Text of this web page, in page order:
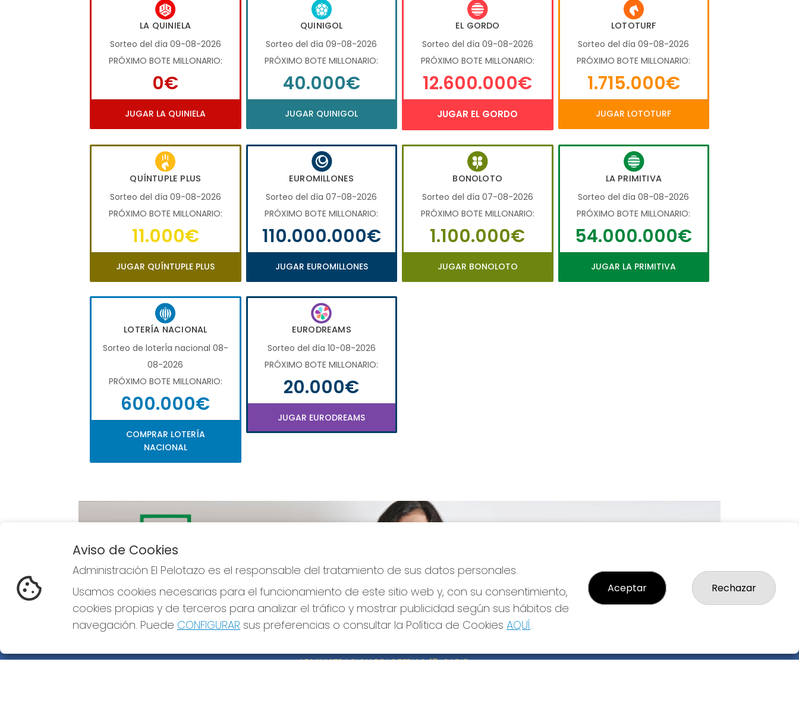
LA QUINIELA
Sorteo del día 09-08-2026
PRÓXIMO BOTE MILLONARIO:
0€
JUGAR LA QUINIELA
QUINIGOL
Sorteo del día 09-08-2026
PRÓXIMO BOTE MILLONARIO:
40.000€
JUGAR QUINIGOL
EL GORDO
Sorteo del día 09-08-2026
PRÓXIMO BOTE MILLONARIO:
12.600.000€
JUGAR EL GORDO
LOTOTURF
Sorteo del día 09-08-2026
PRÓXIMO BOTE MILLONARIO:
1.715.000€
JUGAR LOTOTURF
QUÍNTUPLE PLUS
Sorteo del día 09-08-2026
PRÓXIMO BOTE MILLONARIO:
11.000€
JUGAR QUÍNTUPLE PLUS
EUROMILLONES
Sorteo del día 07-08-2026
PRÓXIMO BOTE MILLONARIO:
110.000.000€
JUGAR EUROMILLONES
BONOLOTO
Sorteo del día 07-08-2026
PRÓXIMO BOTE MILLONARIO:
1.100.000€
JUGAR BONOLOTO
LA PRIMITIVA
Sorteo del día 08-08-2026
PRÓXIMO BOTE MILLONARIO:
54.000.000€
JUGAR LA PRIMITIVA
LOTERÍA NACIONAL
Sorteo de loterÍa nacional 08-
08-2026
PRÓXIMO BOTE MILLONARIO:
600.000€
COMPRAR LOTERÍA
NACIONAL
EURODREAMS
Sorteo del día 10-08-2026
PRÓXIMO BOTE MILLONARIO:
20.000€
JUGAR EURODREAMS
Imagen anterior Imagen siguiente
ADMINISTRACION DE LOTERIAS: 17-CADIZ -
Aviso de Cookies
Administración El Pelotazo es el responsable del tratamiento de sus datos personales.
Usamos cookies necesarias para el funcionamiento de este sitio web y, con su consentimiento,
cookies propias y de terceros para analizar el tráfico y mostrar publicidad según sus hábitos de
navegación. Puede CONFIGURAR sus preferencias o consultar la Política de Cookies AQUÍ.
Aceptar Rechazar